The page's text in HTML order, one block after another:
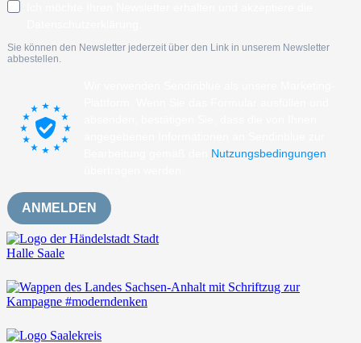
Sie können den Newsletter jederzeit über den Link in unserem Newsletter
abbestellen.
Nutzungsbedingungen
ANMELDEN